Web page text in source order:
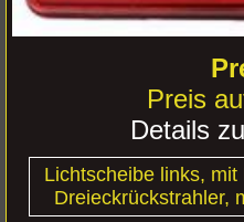
Preis
Lichtscheibe links,
Dreieckrückstrahler,
Details